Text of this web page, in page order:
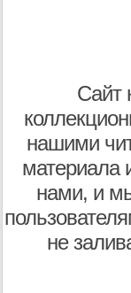
Сайт
нашими
материала
нами, и
не